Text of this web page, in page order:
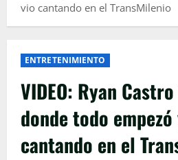
vio cantando en el TransMilenio
ENTRETENIMIENTO
VIDEO: Ryan
donde todo
cantando en el